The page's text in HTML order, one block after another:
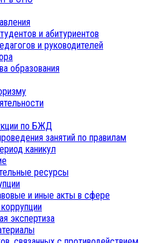
и абитуриентов
и руководителей
образования
по БЖД
занятий по правилам
каникул
ресурсы
и иные акты в сфере
экспертиза